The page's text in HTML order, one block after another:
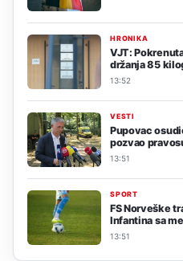
HRONIKA
VJT:
držanja 85
13:52
VESTI
Pupovac
pozvao
13:51
SPORT
FS Norveške
Infantina sa
13:51